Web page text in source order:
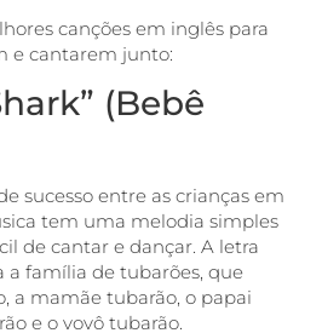
canções em inglês para
e cantarem junto:
(Bebê
sucesso entre as crianças em
tem uma melodia simples
de cantar e dançar. A letra
a família de tubarões, que
a mamãe tubarão, o papai
e o vovô tubarão.